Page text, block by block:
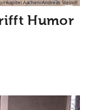
Aachen/Andreas Steindl
Humor